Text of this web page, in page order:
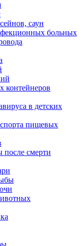
саун
больных
контейнеров
в детских
пищевых
после смерти